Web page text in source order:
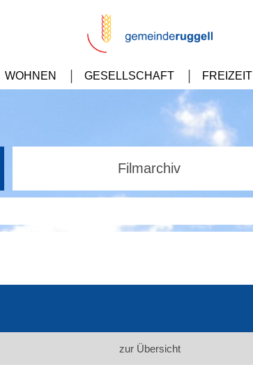
WOHNEN GESELLSCHAFT FREIZEIT
Filmarchiv
zur Übersicht